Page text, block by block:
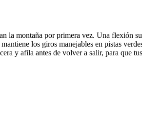
la montaña por primera vez. Una flexión
los giros manejables en pistas
y afila antes de volver a salir, para que